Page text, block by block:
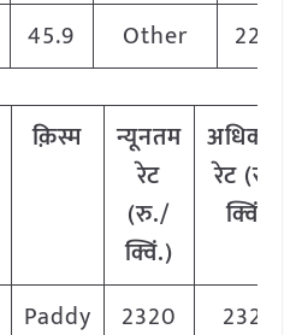
45.9 Other 2250
क़िस्म
न्यूनतम
रेट
(रु./
क्विं.)
रेट (रु./
क्विं.)
Paddy
2320 2320